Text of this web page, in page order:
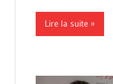
Lire la suite